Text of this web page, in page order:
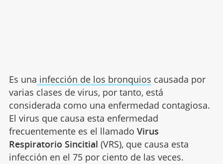
Es una infección de los bronquios causada por
varias clases de virus, por tanto, está
considerada como una enfermedad contagiosa.
El virus que causa esta enfermedad
frecuentemente es el llamado Virus
Respiratorio Sincitial (VRS), que causa esta
infección en el 75 por ciento de las veces.